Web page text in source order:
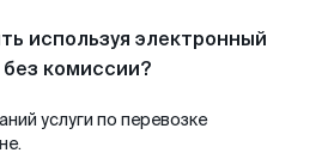
используя электронный
комиссии?
услуги по перевозке